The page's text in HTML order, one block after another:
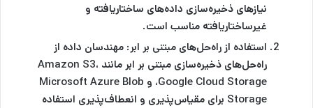
نیازهای ذخیره‌سازی داده‌های ساختاریافته و
غیرساختاریافته مناسب است.
استفاده از راه‌حل‌های مبتنی بر ابر: مهندسان داده از
راه‌حل‌های ذخیره‌سازی مبتنی بر ابر مانند Amazon S3،
Google Cloud Storage، و Microsoft Azure Blob
Storage برای مقیاس‌پذیری و انعطاف‌پذیری استفاده